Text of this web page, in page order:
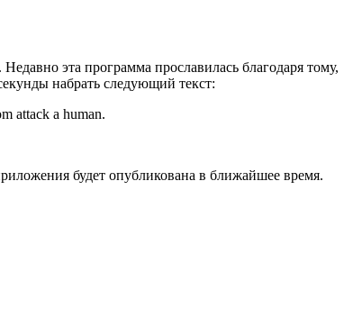
эта программа прославилась благодаря тому,
набрать следующий текст:
attack a human.
будет опубликована в ближайшее время.